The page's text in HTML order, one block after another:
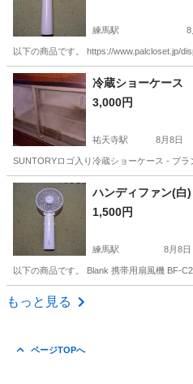
練馬駅 8
以下の商品です。 https://www.palcloset.jp/
東京 練馬区 練馬駅 季節、空調
冷蔵ショーケース
3,000円
祐天寺駅 8月8日
SUNTORYロゴ入り冷蔵ショーケース - ブ
東京 目黒区 祐天寺駅 キッチ
ハンディファン(白)
1,500円
練馬駅 8月8日
以下の商品です。 Blank 携帯用扇風機 BF-
東京 練馬区
もっと見る
ページTOPへ